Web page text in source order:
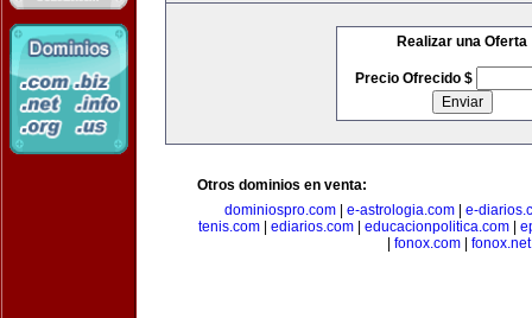
Realizar una Oferta
Precio Ofrecido $
Otros dominios en venta:
dominiospro.com
e-astrologia.com
e-
tenis.com
ediarios.com educacionpolitica.com
fonox.com| fonox.net